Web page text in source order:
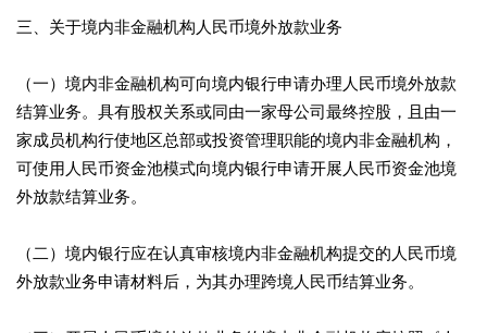
三、关于境内非金融机构人民币境外放款业务
（一）境内非金融机构可向境内银行申请办理人民币境外放款
结算业务。具有股权关系或同由一家母公司最终控股，且由一
家成员机构行使地区总部或投资管理职能的境内非金融机构，
可使用人民币资金池模式向境内银行申请开展人民币资金池境
外放款结算业务。
（二）境内银行应在认真审核境内非金融机构提交的人民币境
外放款业务申请材料后，为其办理跨境人民币结算业务。